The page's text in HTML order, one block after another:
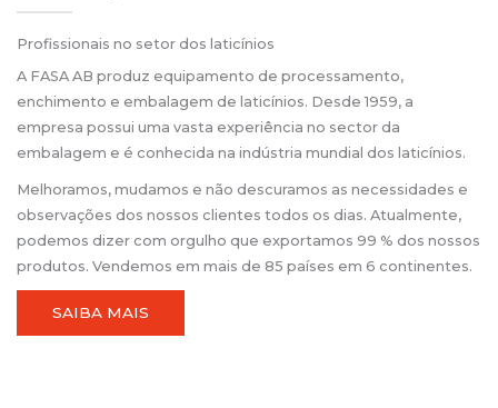
Profissionais no setor dos laticínios
A FASA AB produz equipamento de processamento,
enchimento e embalagem de laticínios. Desde 1959, a
empresa possui uma vasta experiência no sector da
embalagem e é conhecida na indústria mundial dos laticínios.
Melhoramos, mudamos e não descuramos as necessidades e
observações dos nossos clientes todos os dias. Atualmente,
podemos dizer com orgulho que exportamos 99 % dos nossos
produtos. Vendemos em mais de 85 países em 6 continentes.
SAIBA MAIS